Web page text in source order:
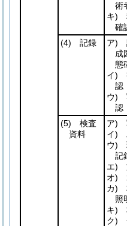
術
キ)
確
(4) 記録
ア)
成
態
イ)
認
ウ)
認
(5) 検査
資料
ア)
イ)
ウ)
記
エ)
オ)
カ)
照
キ)
ク)